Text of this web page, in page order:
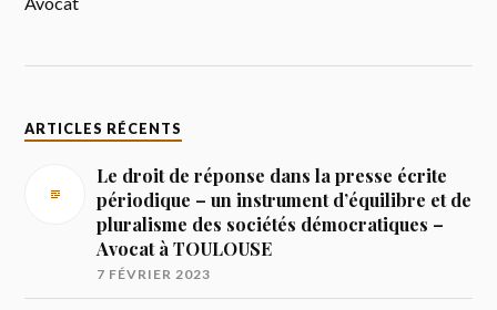
ARTICLES RÉCENTS
Le droit de réponse dans la presse écrite
périodique – un instrument d’équilibre et de
pluralisme des sociétés démocratiques –
Avocat à TOULOUSE
7 FÉVRIER 2023